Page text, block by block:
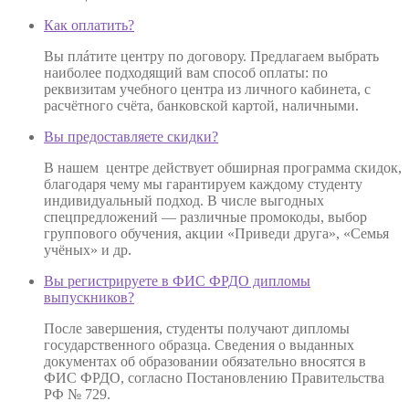
Как оплатить?
Вы плáтите центру по договору. Предлагаем выбрать
наиболее подходящий вам способ оплаты: по
реквизитам учебного центра из личного кабинета, с
расчётного счёта, банковской картой, наличными.
Вы предоставляете скидки?
В нашем центре действует обширная программа скидок,
благодаря чему мы гарантируем каждому студенту
индивидуальный подход. В числе выгодных
спецпредложений — различные промокоды, выбор
группового обучения, акции «Приведи друга», «Семья
учёных» и др.
Вы регистрируете в ФИС ФРДО дипломы
выпускников?
После завершения, студенты получают дипломы
государственного образца. Сведения о выданных
документах об образовании обязательно вносятся в
ФИС ФРДО, согласно Постановлению Правительства
РФ № 729.